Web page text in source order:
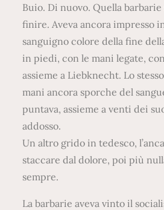
Buio. Di nuovo. Quella
finire. Aveva ancora impresso
sanguigno colore della fine
in piedi, con le mani legate,
assieme a Liebknecht. Lo
mani ancora sporche del
puntava, assieme a venti dei
addosso.
Un altro grido in tedesco,
staccare dal dolore, poi più
sempre.
La barbarie aveva vinto il